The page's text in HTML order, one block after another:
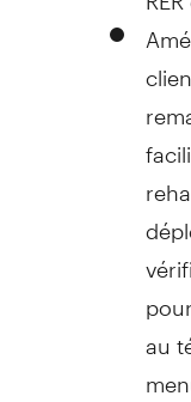
au